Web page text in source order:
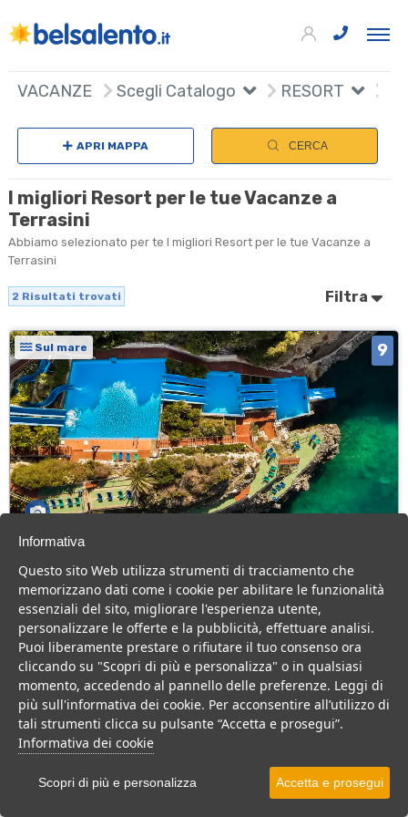
VACANZE Scegli Catalogo RESORT
APRI MAPPA CERCA
I migliori Resort per le tue Vacanze a
Terrasini
Abbiamo selezionato per te I migliori Resort per le tue Vacanze a
Terrasini
2 Risultati trovati Filtra
Sul mare 9
Sicilia > Terrasini > Citta del Mare-Perla Del Golfo
803 Camere
Resort consigliato a famiglie con bambini, per un divertimento
assicurato con le sue piscine e suoi scivoli acquatici.
Villaggio Resort
VEDI SU MAPPA
+
Informativa
Questo sito Web utilizza strumenti di tracciamento che
memorizzano dati come i cookie per abilitare le funzionalità
essenziali del sito, migliorare l'esperienza utente,
personalizzare le offerte e la pubblicità, effettuare analisi.
Puoi liberamente prestare o rifiutare il tuo consenso ora
cliccando su "Scopri di più e personalizza" o in qualsiasi
momento, accedendo al pannello delle preferenze. Leggi di
più sull'informativa dei cookie. Per acconsentire all’utilizzo di
tali strumenti clicca su pulsante “Accetta e prosegui”.
Informativa dei cookie
Scopri di più e personalizza Accetta e prosegui